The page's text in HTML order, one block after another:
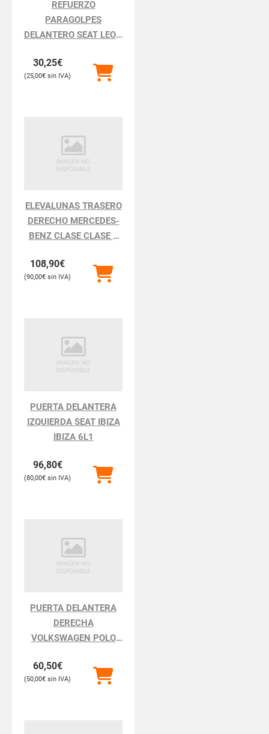
REFUERZO
PARAGOLPES
DELANTERO SEAT LEON
30,25€
25,00€
ELEVALUNAS TRASERO
DERECHO MERCEDES-
BENZ CLASE CLASE S
108,90€
90,00€
PUERTA DELANTERA
IZQUIERDA SEAT IBIZA
IBIZA 6L1
96,80€
80,00€
PUERTA DELANTERA
DERECHA
VOLKSWAGEN POLO
60,50€
50,00€